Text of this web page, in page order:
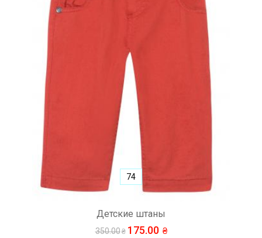
Детские штаны
350.00 175.00
74